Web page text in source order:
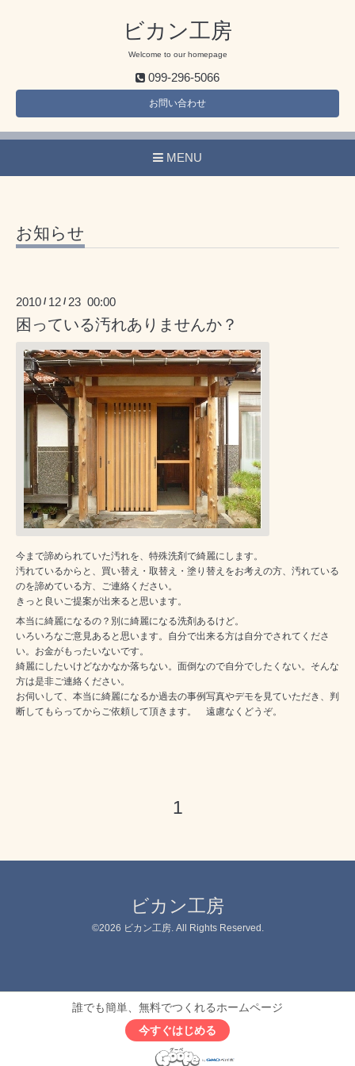
ビカン工房
Welcome to our homepage
099-296-5066
お問い合わせ
MENU
お知らせ
2010 / 12 / 23 00:00
困っている汚れありませんか？
今まで諦められていた汚れを、特殊洗剤で綺麗にします。
汚れているからと、買い替え・取替え・塗り替えをお考えの方、汚れている
のを諦めている方、ご連絡ください。
きっと良いご提案が出来ると思います。
本当に綺麗になるの？別に綺麗になる洗剤あるけど。
いろいろなご意見あると思います。自分で出来る方は自分でされてくださ
い。お金がもったいないです。
綺麗にしたいけどなかなか落ちない。面倒なので自分でしたくない。そんな
方は是非ご連絡ください。
お伺いして、本当に綺麗になるか過去の事例写真やデモを見ていただき、判
断してもらってからご依頼して頂きます。 遠慮なくどうぞ。
1
ビカン工房
©2026 ビカン工房. All Rights Reserved.
誰でも簡単、無料でつくれるホームページ
今すぐはじめる